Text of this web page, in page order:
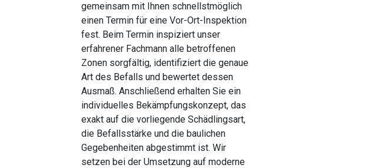
gemeinsam mit Ihnen schnellstmöglich
einen Termin für eine Vor-Ort-Inspektion
fest. Beim Termin inspiziert unser
erfahrener Fachmann alle betroffenen
Zonen sorgfältig, identifiziert die genaue
Art des Befalls und bewertet dessen
Ausmaß. Anschließend erhalten Sie ein
individuelles Bekämpfungskonzept, das
exakt auf die vorliegende Schädlingsart,
die Befallsstärke und die baulichen
Gegebenheiten abgestimmt ist. Wir
setzen bei der Umsetzung auf moderne